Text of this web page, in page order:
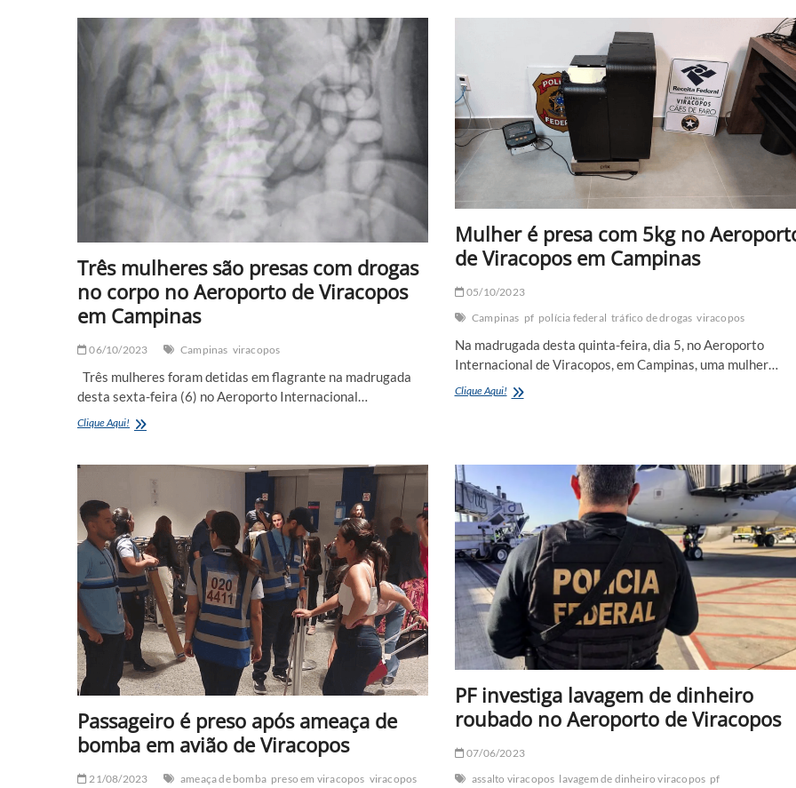
18
de
cocaína
em
com
cocaína
Viracopos
Três mulheres são presas com drogas
no corpo no Aeroporto de Viracopos
em Campinas
06/10/2023 Campinas viracopos
Três mulheres foram detidas em flagrante na madrugada
desta sexta-feira (6) no Aeroporto Internacional…
Clique Aqui! Três
drogas
no
corpo
no
Aeroporto
de
Viracopos
Campinas
Mulher é presa com 5kg no
de Viracopos em Campinas
05/10/2023
Campinas pf polícia federal tráfico de drogas viracopos
Na madrugada desta quinta-feira, dia 5, no Aeroporto
Internacional de Viracopos, em Campinas, uma mulher…
Clique Aqui!Mulher
no
de
Viracopos
em
Campinas
Passageiro é preso após ameaça de
bomba em avião de Viracopos
21/08/2023 ameaça de bomba preso em viracopos viracopos
PF investiga lavagem de dinheiro
roubado no Aeroporto de Viracopos
07/06/2023
assalto viracopos lavagem de dinheiro viracopos pf